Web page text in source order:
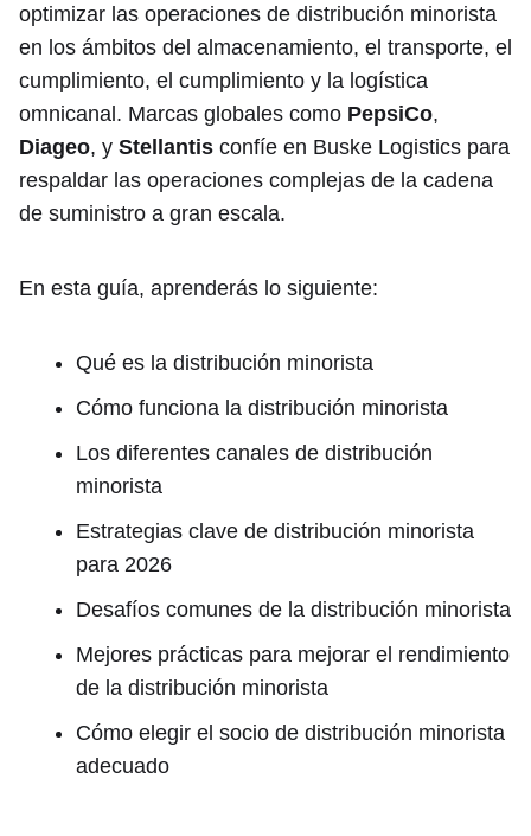
optimizar las operaciones de distribución minorista
en los ámbitos del almacenamiento, el transporte, el
cumplimiento, el cumplimiento y la logística
omnicanal. Marcas globales como PepsiCo,
Diageo, y Stellantis confíe en Buske Logistics para
respaldar las operaciones complejas de la cadena
de suministro a gran escala.
En esta guía, aprenderás lo siguiente:
Qué es la distribución minorista
Cómo funciona la distribución minorista
Los diferentes canales de distribución
minorista
Estrategias clave de distribución minorista
para 2026
Desafíos comunes de la distribución minorista
Mejores prácticas para mejorar el rendimiento
de la distribución minorista
Cómo elegir el socio de distribución minorista
adecuado